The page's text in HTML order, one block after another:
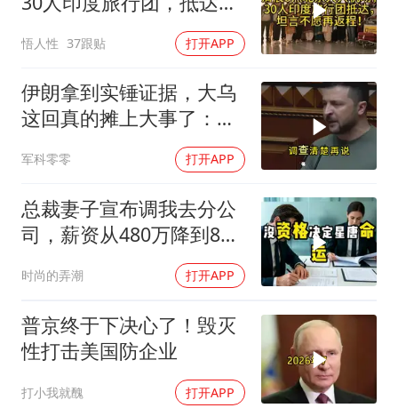
A股收盘：三大指数均涨超1%
悟人性 37跟贴 打开APP
伊朗拿到实锤证据，大乌
这回真的摊上大事了：私
军科零零 打开APP
总裁妻子宣布调我去分公
司，薪资从480万降到8
时尚的弄潮 打开APP
普京终于下决心了！毁灭
性打击美国防企业
打小我就醜 打开APP